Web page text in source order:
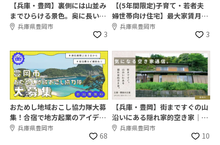
【兵庫・豊岡】裏側には山並み
までひらける景色。奥に長い古
民家｜気になる空き家通信#17
兵庫県豊岡市
3
【(5年間限定)子育て・若者夫
婦世帯向け住宅】最大家賃月額
2.33万円！入居者募集中
兵庫県豊岡市
3
おためし地域おこし協力隊大募
集！合宿で地方起業のアイデア
を見つけよう！
兵庫県豊岡市
68
【兵庫・豊岡】街まですぐの山
沿いにある隠れ家的空き家｜気
になる空き家通信。#16
兵庫県豊岡市
10